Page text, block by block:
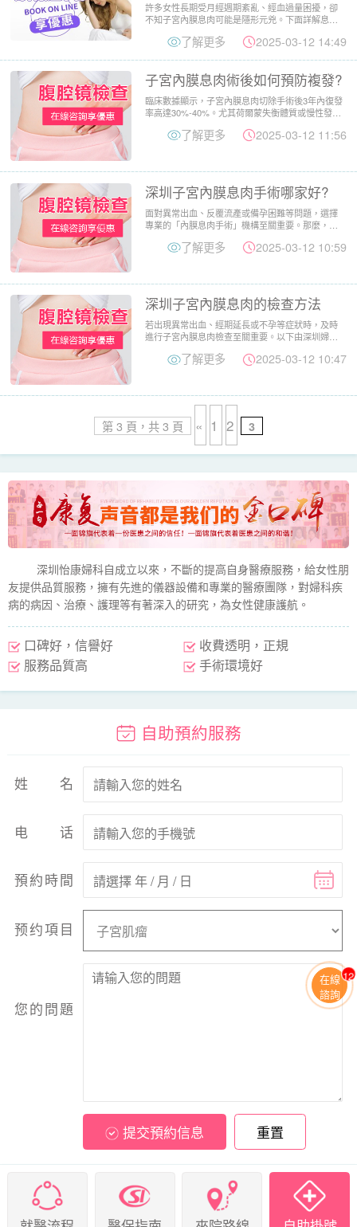
許多女性長期受月經週期紊亂、經血過量困擾，卻
不知子宮內膜息肉可能是隱形元兇。下面詳解息肉
了解更多 2025-03-12 14:49
子宮內膜息肉術後如何預防複發?
臨床數據顯示，子宮內膜息肉切除手術後3年內復發
率高達30%-40%。尤其荷爾蒙失衡體質或慢性發炎
了解更多 2025-03-12 11:56
深圳子宮內膜息肉手術哪家好?
面對異常出血、反覆流產或備孕困難等問題，選擇
專業的「內膜息肉手術」機構至關重要。那麼，在
了解更多 2025-03-12 10:59
深圳子宮內膜息肉的檢查方法
若出現異常出血、經期延長或不孕等症狀時，及時
進行子宮內膜息肉檢查至關重要。以下由深圳婦科
了解更多 2025-03-12 10:47
第 3 頁，共 3 頁 « 1 2 3
深圳怡康婦科自成立以來，不斷的提高自身醫療服務，給女性朋
友提供品質服務，擁有先進的儀器設備和專業的醫療團隊，對婦科疾
病的病因、治療、護理等有著深入的研究，為女性健康護航。
口碑好，信譽好
服務品質高
收費透明，正規
手術環境好
自助預約服務
姓名
电话
預約時間
预约項目
您的問題
提交預約信息 重置
在線
諮詢
11